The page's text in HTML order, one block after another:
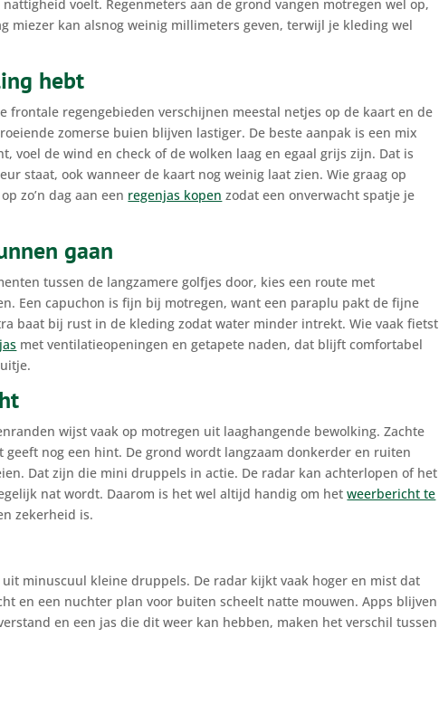
voelt. Regenmeters aan de grond vangen motregen wel op,
miezer kan alsnog weinig millimeters geven, terwijl je kleding wel
hebt
frontale regengebieden verschijnen meestal netjes op de kaart en de
zomerse buien blijven lastiger. De beste aanpak is een mix
voel de wind en check of de wolken laag en egaal grijs zijn. Dat is
staat, ook wanneer de kaart nog weinig laat zien. Wie graag op
zo’n dag aan een regenjas kopen zodat een onverwacht spatje je
gaan
tussen de langzamere golfjes door, kies een route met
Een capuchon is fijn bij motregen, want een paraplu pakt de fijne
baat bij rust in de kleding zodat water minder intrekt. Wie vaak fietst
met ventilatieopeningen en getapete naden, dat blijft comfortabel
wijst vaak op motregen uit laaghangende bewolking. Zachte
nog een hint. De grond wordt langzaam donkerder en ruiten
Dat zijn die mini druppels in actie. De radar kan achterlopen of het
nat wordt. Daarom is het wel altijd handig om hetweerbericht te
zekerheid is.
minuscuul kleine druppels. De radar kijkt vaak hoger en mist dat
en een nuchter plan voor buiten scheelt natte mouwen. Apps blijven
en een jas die dit weer kan hebben, maken het verschil tussen